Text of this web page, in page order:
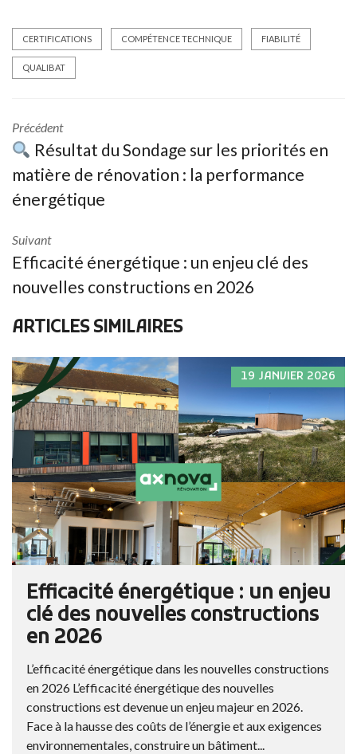
CERTIFICATIONS COMPÉTENCE TECHNIQUE FIABILITÉ
QUALIBAT
Précédent
Résultat du Sondage sur les priorités en
matière de rénovation : la performance
énergétique
Suivant
Efficacité énergétique : un enjeu clé des
nouvelles constructions en 2026
ARTICLES SIMILAIRES
19 JANVIER 2026
Efficacité énergétique : un enjeu
clé des nouvelles constructions
en 2026
L’efficacité énergétique dans les nouvelles constructions
en 2026 L’efficacité énergétique des nouvelles
constructions est devenue un enjeu majeur en 2026.
Face à la hausse des coûts de l’énergie et aux exigences
environnementales, construire un bâtiment...